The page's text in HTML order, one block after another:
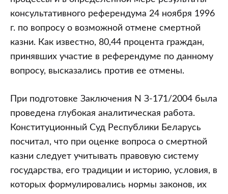
консультативного референдума 24 ноября 1996
г. по вопросу о возможной отмене смертной
казни. Как известно, 80,44 процента граждан,
принявших участие в референдуме по данному
вопросу, высказались против ее отмены.
При подготовке Заключения N З-171/2004 была
проведена глубокая аналитическая работа.
Конституционный Суд Республики Беларусь
посчитал, что при оценке вопроса о смертной
казни следует учитывать правовую систему
государства, его традиции и историю, условия, в
которых формулировались нормы законов, их